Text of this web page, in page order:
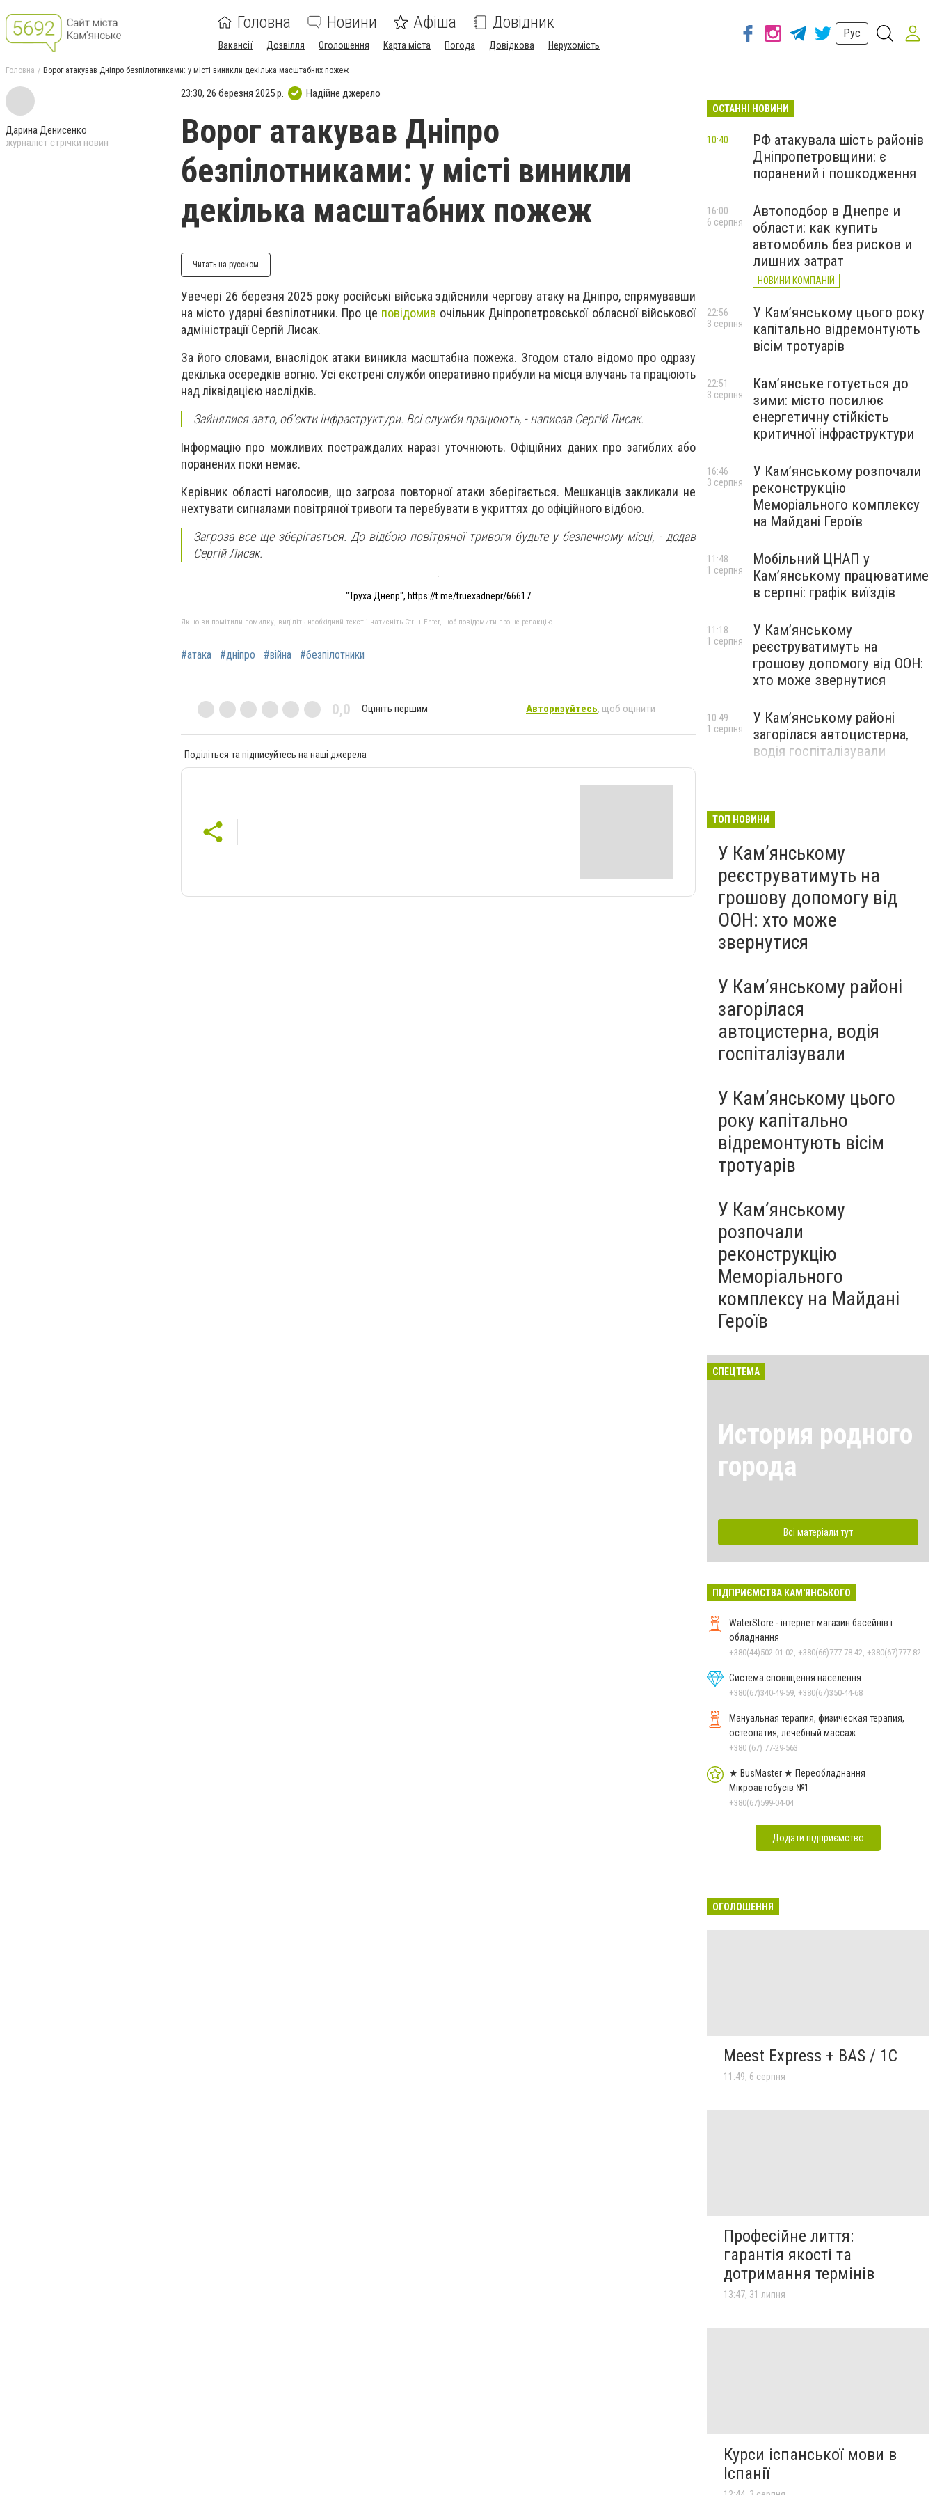
Головна Новини Афіша Довідник
Вакансії Дозвілля Оголошення Карта міста Погода Довідкова Нерухомість
Рус
Головна Ворог атакував Дніпро безпілотниками: у місті виникли декілька масштабних пожеж
Дарина Денисенко
журналіст стрічки новин
23:30, 26 березня 2025 р. Надійне джерело
Ворог атакував Дніпро
безпілотниками: у місті виникли
декілька масштабних пожеж
Читать на русском
Увечері 26 березня 2025 року російські війська здійснили чергову атаку на Дніпро, спрямувавши
на місто ударні безпілотники. Про це повідомив очільник Дніпропетровської обласної військової
адміністрації Сергій Лисак.
За його словами, внаслідок атаки виникла масштабна пожежа. Згодом стало відомо про одразу
декілька осередків вогню. Усі екстрені служби оперативно прибули на місця влучань та працюють
над ліквідацією наслідків.
Зайнялися авто, об'єкти інфраструктури. Всі служби працюють, - написав Сергій Лисак.
Інформацію про можливих постраждалих наразі уточнюють. Офіційних даних про загиблих або
поранених поки немає.
Керівник області наголосив, що загроза повторної атаки зберігається. Мешканців закликали не
нехтувати сигналами повітряної тривоги та перебувати в укриттях до офіційного відбою.
Загроза все ще зберігається. До відбою повітряної тривоги будьте у безпечному місці, - додав
Сергій Лисак.
"Труха Днепр", https://t.me/truexadnepr/66617
Якщо ви помітили помилку, виділіть необхідний текст і натисніть Ctrl + Enter, щоб повідомити про це редакцію
#атака #дніпро #війна #безпілотники
0,0 Оцініть першим Авторизуйтесь, щоб оцінити
Поділіться та підписуйтесь на наші джерела
ОСТАННІ НОВИНИ
РФ атакувала шість районів
Дніпропетровщини: є
поранений і пошкодження
10:40
Автоподбор в Днепре и
области: как купить
автомобиль без рисков и
лишних затрат
НОВИНИ КОМПАНІЙ
16:00
6 серпня
У Кам’янському цього року
капітально відремонтують
вісім тротуарів
22:56
3 серпня
Кам’янське готується до
зими: місто посилює
енергетичну стійкість
критичної інфраструктури
22:51
3 серпня
У Кам’янському розпочали
реконструкцію
Меморіального комплексу
на Майдані Героїв
16:46
3 серпня
Мобільний ЦНАП у
Кам’янському працюватиме
в серпні: графік виїздів
11:48
1 серпня
У Кам’янському
реєструватимуть на
грошову допомогу від ООН:
хто може звернутися
11:18
1 серпня
У Кам’янському районі
загорілася автоцистерна,
водія госпіталізували
10:49
1 серпня
ТОП НОВИНИ
У Кам’янському
реєструватимуть на
грошову допомогу від
ООН: хто може
звернутися
У Кам’янському районі
загорілася
автоцистерна, водія
госпіталізували
У Кам’янському цього
року капітально
відремонтують вісім
тротуарів
У Кам’янському
розпочали
реконструкцію
Меморіального
комплексу на Майдані
Героїв
СПЕЦТЕМА
История родного
города
Всі матеріали тут
ПІДПРИЄМСТВА КАМ'ЯНСЬКОГО
WaterStore - інтернет магазин басейнів і
обладнання
Система сповіщення населення
+380(67)340-49-59, +380(67)350-44-68
Мануальная терапия, физическая терапия,
остеопатия, лечебный массаж
+380 (67) 77-29-563
★ BusMaster ★ Переобладнання
Мікроавтобусів №1
+380(67)599-04-04
Додати підприємство
ОГОЛОШЕННЯ
Meest Express + BAS / 1C
11:49, 6 серпня
Професійне лиття:
гарантія якості та
дотримання термінів
13:47, 31 липня
Курси іспанської мови в
Іспанії